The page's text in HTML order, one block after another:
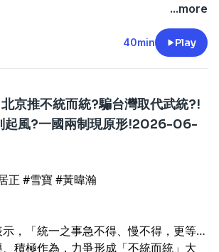
...more
40min Play
北京推不統而統?騙台灣取代武統?!
起風?一國兩制現原形!2026-06-
正 #雪寶 #黃暐瀚
，「統一之事急不得、慢不得，更等不
積極作為，力爭形成「不統而統」大